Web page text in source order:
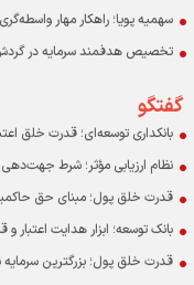
سهمیه پویا؛ راهکار مهار
تخصیص هدفمند سرمایه در
گفتگو
بانکداری توسعه‌ای؛ قدرت خلق
نظام ارزیابی مؤثر؛ شرط
قدرت خلق پول؛ مبنای حق
بانک توسعه؛ ابزار هدایت اعتبار
قدرت خلق پول؛ بزرگترین سرمایه